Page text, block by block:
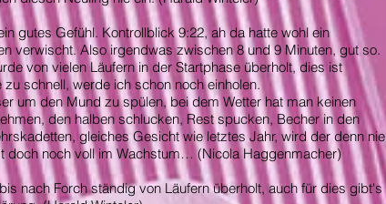
gutes Gefühl. Kontrollblick 9:22, ah da hatte wohl ein
verwischt. Also irgendwas zwischen 8 und 9 Minuten, gut so.
von vielen Läufern in der Startphase überholt, dies ist
schnell, werde ich schon noch einholen.
um den Mund zu spülen, bei dem Wetter hat man keinen
den halben schlucken, Rest spucken, Becher in den
gleiches Gesicht wie letztes Jahr, wird der denn nie
doch noch voll im Wachstum… (Nicola Haggenmacher)
nach Forch ständig von Läufern überholt, auch für dies gibt's